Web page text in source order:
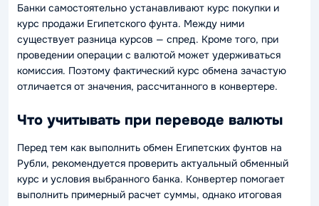
Банки самостоятельно устанавливают курс покупки и
курс продажи Египетского фунта. Между ними
существует разница курсов — спред. Кроме того, при
проведении операции с валютой может удерживаться
комиссия. Поэтому фактический курс обмена зачастую
отличается от значения, рассчитанного в конвертере.
Что учитывать при переводе валюты
Перед тем как выполнить обмен Египетских фунтов на
Рубли, рекомендуется проверить актуальный обменный
курс и условия выбранного банка. Конвертер помогает
выполнить примерный расчет суммы, однако итоговая